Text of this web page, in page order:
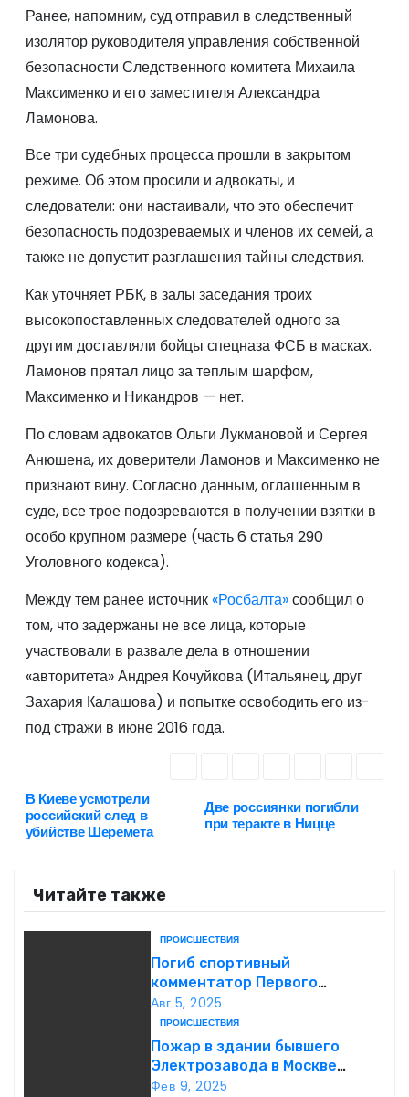
Ранее, напомним, суд отправил в следственный
изолятор руководителя управления собственной
безопасности Следственного комитета Михаила
Максименко и его заместителя Александра
Ламонова.
Все три судебных процесса прошли в закрытом
режиме. Об этом просили и адвокаты, и
следователи: они настаивали, что это обеспечит
безопасность подозреваемых и членов их семей, а
также не допустит разглашения тайны следствия.
Как уточняет РБК, в залы заседания троих
высокопоставленных следователей одного за
другим доставляли бойцы спецназа ФСБ в масках.
Ламонов прятал лицо за теплым шарфом,
Максименко и Никандров — нет.
По словам адвокатов Ольги Лукмановой и Сергея
Анюшена, их доверители Ламонов и Максименко не
признают вину. Согласно данным, оглашенным в
суде, все трое подозреваются в получении взятки в
особо крупном размере (часть 6 статья 290
Уголовного кодекса).
Между тем ранее источник «Росбалта»сообщил о
том, что задержаны не все лица, которые
участвовали в развале дела в отношении
«авторитета» Андрея Кочуйкова (Итальянец, друг
Захария Калашова) и попытке освободить его из-
под стражи в июне 2016 года.
Н
а
в
и
Две россиянки погибли
при теракте в Ницце
В Киеве усмотрели
российский след в
убийстве Шеремета
Читайте также
ПРОИСШЕСТВИЯ
Погиб спортивный
комментатор Первого
Александр Гришин
Авг 5, 2025
ПРОИСШЕСТВИЯ
Пожар в здании бывшего
Электрозавода в Москве
успешно ликвидирован
Фев 9, 2025